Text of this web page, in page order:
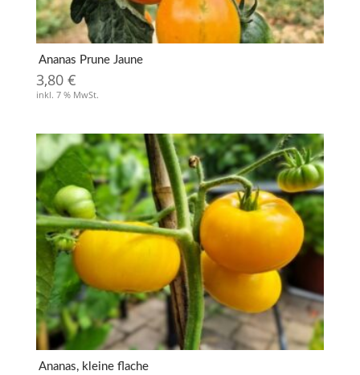
Ananas Prune Jaune
3,80 €
inkl. 7 % MwSt.
Ananas, kleine flache